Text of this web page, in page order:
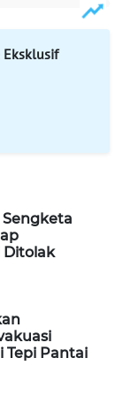
Eksklusif
Ditolak
Tepi Pantai